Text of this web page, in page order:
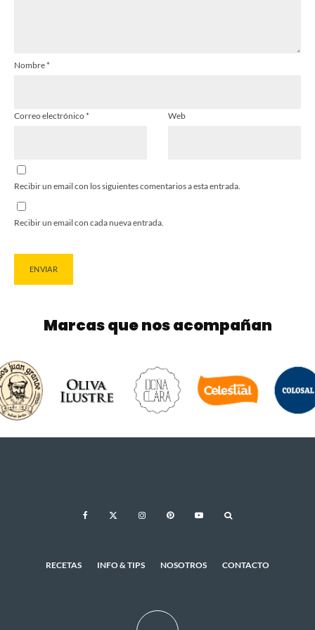
Nombre*
Correo electrónico* Web
Recibir un email con los siguientes comentarios a esta entrada.
Recibir un email con cada nueva entrada.
Marcas que nos acompañan
RECETAS INFO & TIPS NOSOTROS CONTACTO